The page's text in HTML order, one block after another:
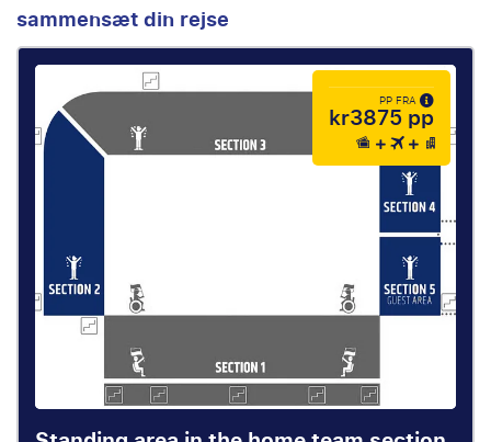
sammensæt din rejse
PP FRA
kr3875 pp